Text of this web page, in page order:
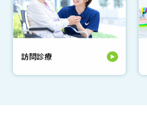
訪問診療